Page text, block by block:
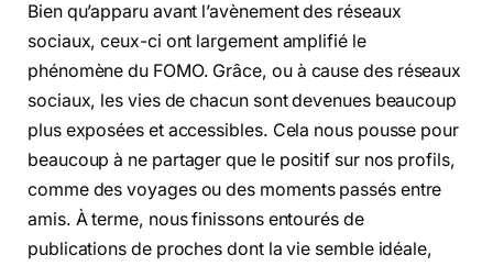
Bien qu’apparu avant l’avènement des réseaux
sociaux, ceux-ci ont largement amplifié le
phénomène du FOMO. Grâce, ou à cause des réseaux
sociaux, les vies de chacun sont devenues beaucoup
plus exposées et accessibles. Cela nous pousse pour
beaucoup à ne partager que le positif sur nos profils,
comme des voyages ou des moments passés entre
amis. À terme, nous finissons entourés de
publications de proches dont la vie semble idéale,